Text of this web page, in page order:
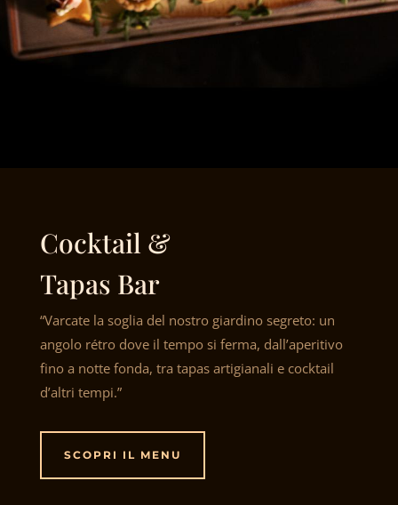
Cocktail &
Tapas Bar
“Varcate la soglia del nostro giardino segreto: un
angolo rétro dove il tempo si ferma, dall’aperitivo
fino a notte fonda, tra tapas artigianali e cocktail
d’altri tempi.”
SCOPRI IL MENU